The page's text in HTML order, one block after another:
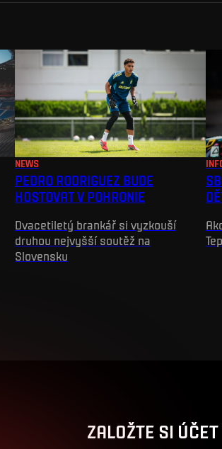
NEWS
PEDRO RODRIGUEZ BUDE
HOSTOVAT V POHRONIE
Dvacetiletý brankář si vyzkouší
druhou nejvyšší soutěž na
Slovensku
ZALOŽTE SI